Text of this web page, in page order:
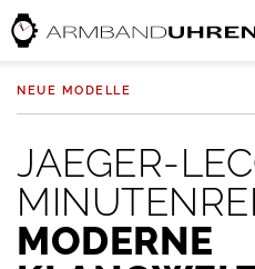
NEUE MODELLE
JAEGER-
MODERNE